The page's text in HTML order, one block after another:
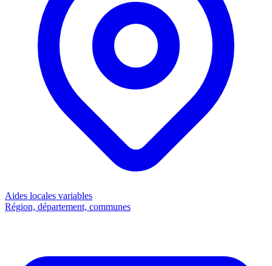
Aides locales variables
Région, département, communes